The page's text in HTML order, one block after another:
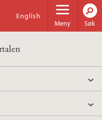
Meny
English
Søk